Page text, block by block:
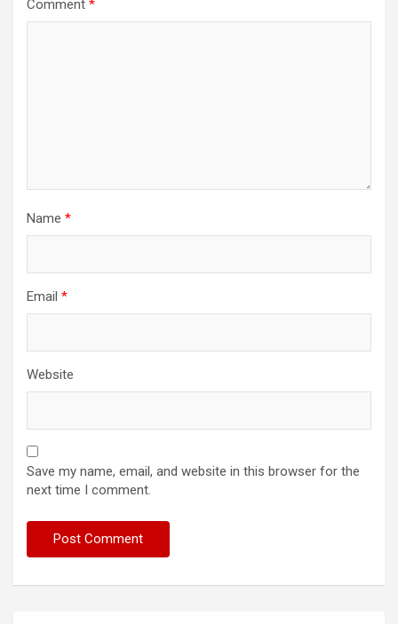
Comment *
Name *
Email *
Website
Save my name, email, and website in this browser for the
next time I comment.